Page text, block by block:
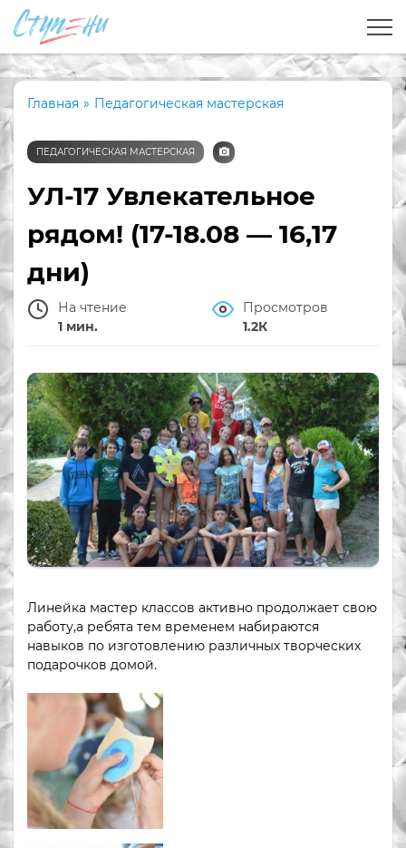
Главная » Педагогическая мастерская
ПЕДАГОГИЧЕСКАЯ МАСТЕРСКАЯ
УЛ-17 Увлекательное
рядом! (17-18.08 — 16,17
дни)
На чтение
1 мин.
Просмотров
1.2К
Линейка мастер классов активно продолжает свою
работу,а ребята тем временем набираются
навыков по изготовлению различных творческих
подарочков домой.